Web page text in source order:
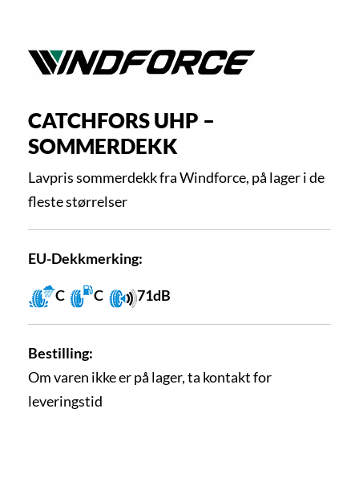
CATCHFORS UHP –
SOMMERDEKK
Lavpris sommerdekk fra Windforce, på lager i de
fleste størrelser
EU-Dekkmerking:
C C 71dB
Bestilling:
Om varen ikke er på lager, ta kontakt for
leveringstid